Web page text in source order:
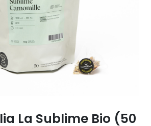
La Sublime Bio (50